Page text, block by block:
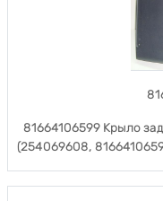
81664106599 Крыло
(254069608,